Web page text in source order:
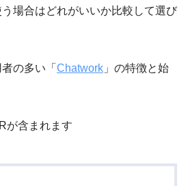
場合はどれがいいか比較して選び
の多い「 Chatwork 」の特徴と始
が含まれます